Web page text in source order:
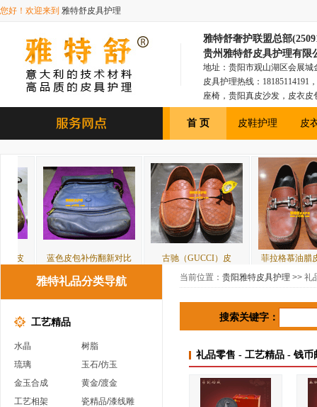
您好！欢迎来到 雅特舒皮具护理
雅特舒奢护联盟总部
贵州雅特舒皮具护理有限
地址：贵阳市观山湖区会展城
皮具护理热线：18185114191
座椅，贵阳真皮沙发，皮衣
具，贵阳皮衣皮包，贵阳汽
首 页 皮鞋护理 皮
色皮包补伤翻新对比 古驰（GUCCI）皮 菲拉格慕油腊皮鞋补伤
雅特礼品分类导航
工艺精品
水晶
树脂
琉璃
玉石/仿玉
金玉合成
黄金/渡金
工艺相架
瓷精品/漆线雕
当前位置： 贵阳雅特皮具护理 >> 礼
搜索关键字：
礼品零售 - 工艺精品 - 钱币